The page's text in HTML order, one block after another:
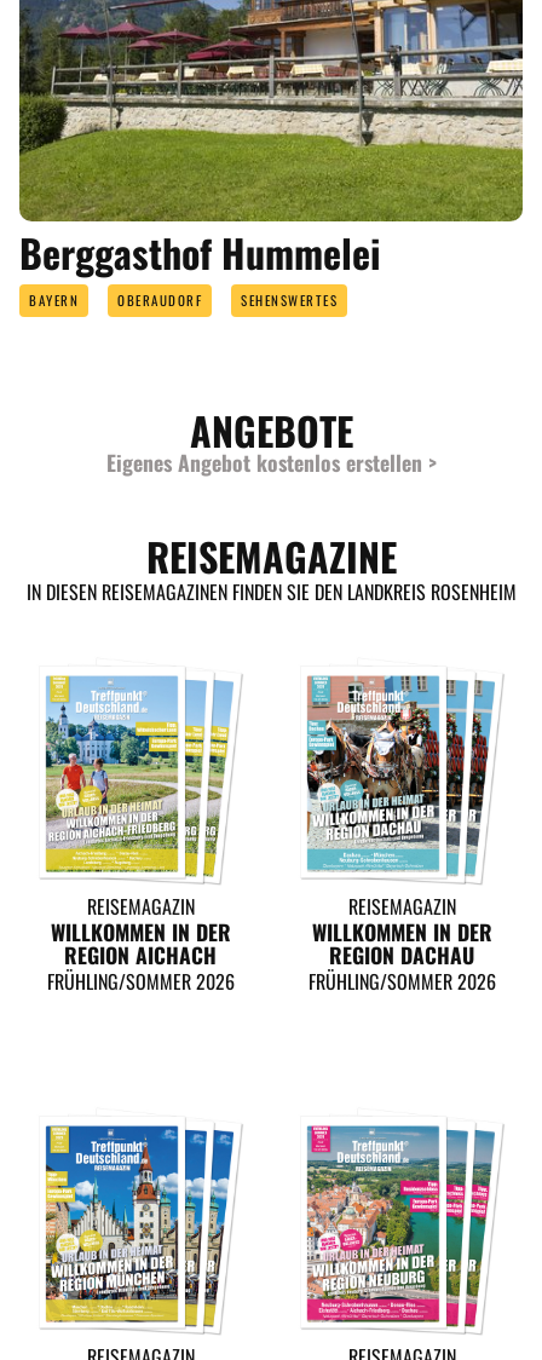
Berggasthof Hummelei
BAYERN OBERAUDORF SEHENSWERTES
ANGEBOTE
Eigenes Angebot kostenlos erstellen >
REISEMAGAZINE
IN DIESEN REISEMAGAZINEN FINDEN SIE DEN LANDKREIS ROSENHEIM
REISEMAGAZIN
WILLKOMMEN IN DER
REGION AICHACH
FRÜHLING/SOMMER 2026
REISEMAGAZIN
WILLKOMMEN IN DER
REGION DACHAU
FRÜHLING/SOMMER 2026